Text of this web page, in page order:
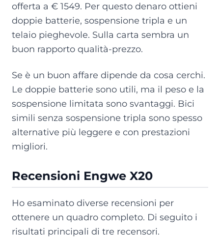
offerta a € 1549. Per questo denaro ottieni
doppie batterie, sospensione tripla e un
telaio pieghevole. Sulla carta sembra un
buon rapporto qualità-prezzo.
Se è un buon affare dipende da cosa cerchi.
Le doppie batterie sono utili, ma il peso e la
sospensione limitata sono svantaggi. Bici
simili senza sospensione tripla sono spesso
alternative più leggere e con prestazioni
migliori.
Recensioni Engwe X20
Ho esaminato diverse recensioni per
ottenere un quadro completo. Di seguito i
risultati principali di tre recensori.